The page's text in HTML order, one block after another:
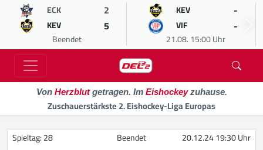
ECK 2
KEV 5
Beendet
KEV -
VIF -
21.08. 15:00 Uhr
Von Herzblutgetragen. Im Eishockeyzuhause.
Zuschauerstärkste 2. Eishockey-Liga Europas
Spieltag: 28 Beendet 20.12.24 19:30 Uhr